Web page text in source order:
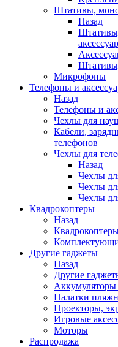
Штативы,
Назад
Микрофоны
Телефоны и
Назад
Телефоны и
Чехлы для
Кабели,
телефонов
Чехлы для
Назад
Чехлы
Чехлы
Чехлы
Квадрокоптеры
Назад
Другие гаджеты
Назад
Другие
Аккумуляторы
Палатки
Проекторы,
Игровые
Моторы
Распродажа